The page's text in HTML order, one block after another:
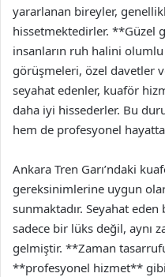
yararlanan bireyler,
hissetmektedirler. **Güzel
insanların ruh halini
görüşmeleri, özel davetler
seyahat edenler, kuaför
daha iyi hissederler. Bu
hem de profesyonel
Ankara Tren Garı’ndaki
gereksinimlerine uygun
sunmaktadır. Seyahat
sadece bir lüks değil, aynı
gelmiştir. **Zaman
**profesyonel hizmet**